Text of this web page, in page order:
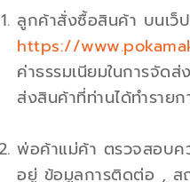
ลูกค้าสั่งซื้อสินค้า บนเว็
https://
ค่าธรรมเนียมในการจัด
ส่งสินค้าที่ท่านได้ทำรายก
พ่อค้าแม่ค้า ตรวจสอบค
อยู่ ข้อมูลการติดต่อ , ส